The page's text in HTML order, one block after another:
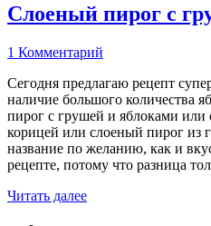
Слоеный пирог с
1 Комментарий
Сегодня предлагаю рецепт
наличие большого количества
пирог с грушей и яблоками или
корицей или слоеный пирог из
название по желанию, как и
рецепте, потому что разница
Читать далее